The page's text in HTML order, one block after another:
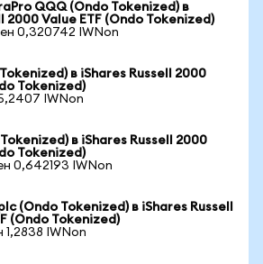
QQQ (Ondo Tokenized) в
2000 Value ETF (Ondo Tokenized)
0,320742 IWNon
в iShares Russell 2000
Tokenized)
IWNon
в iShares Russell 2000
Tokenized)
0,642193 IWNon
(Ondo Tokenized) в iShares Russell
(Ondo Tokenized)
1,2838 IWNon